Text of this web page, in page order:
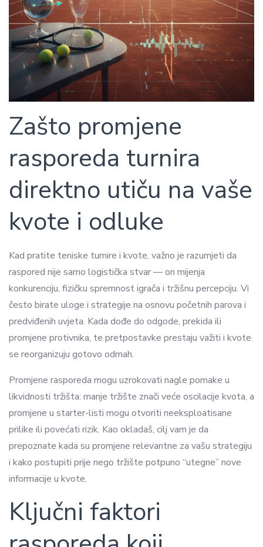
Zašto promjene
rasporeda turnira
direktno utiču na vaše
kvote i odluke
Kad pratite teniske turnire i kvote, važno je razumjeti da
raspored nije samo logistička stvar — on mijenja
konkurenciju, fizičku spremnost igrača i tržišnu percepciju. Vi
često birate uloge i strategije na osnovu početnih parova i
predviđenih uvjeta. Kada dođe do odgode, prekida ili
promjene protivnika, te pretpostavke prestaju važiti i kvote
se reorganizuju gotovo odmah.
Promjene rasporeda mogu uzrokovati nagle pomake u
likvidnosti tržišta: manje tržište znači veće oscilacije kvota, a
promjene u starter-listi mogu otvoriti neeksploatisane
prilike ili povećati rizik. Kao okladaš, cilj vam je da
prepoznate kada su promjene relevantne za vašu strategiju
i kako postupiti prije nego tržište potpuno “utegne” nove
informacije u kvote.
Ključni faktori